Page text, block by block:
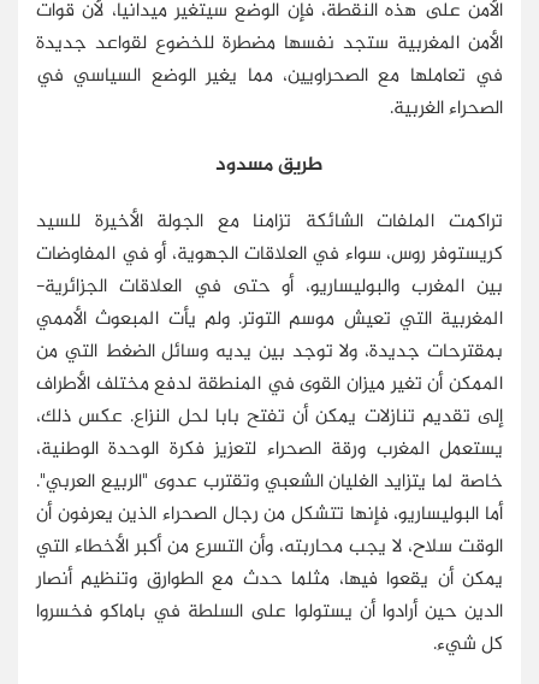
الأمن على هذه النقطة، فإن الوضع سيتغير ميدانيا، لأن قوات
الأمن المغربية ستجد نفسها مضطرة للخضوع لقواعد جديدة
في تعاملها مع الصحراويين، مما يغير الوضع السياسي في
الصحراء الغربية.
طريق مسدود
تراكمت الملفات الشائكة تزامنا مع الجولة الأخيرة للسيد
كريستوفر روس، سواء في العلاقات الجهوية، أو في المفاوضات
بين المغرب والبوليساريو، أو حتى في العلاقات الجزائرية-
المغربية التي تعيش موسم التوتر. ولم يأت المبعوث الأممي
بمقترحات جديدة، ولا توجد بين يديه وسائل الضغط التي من
الممكن أن تغير ميزان القوى في المنطقة لدفع مختلف الأطراف
إلى تقديم تنازلات يمكن أن تفتح بابا لحل النزاع. عكس ذلك،
يستعمل المغرب ورقة الصحراء لتعزيز فكرة الوحدة الوطنية،
خاصة لما يتزايد الغليان الشعبي وتقترب عدوى "الربيع العربي".
أما البوليساريو، فإنها تتشكل من رجال الصحراء الذين يعرفون أن
الوقت سلاح، لا يجب محاربته، وأن التسرع من أكبر الأخطاء التي
يمكن أن يقعوا فيها، مثلما حدث مع الطوارق وتنظيم أنصار
الدين حين أرادوا أن يستولوا على السلطة في باماكو فخسروا
كل شيء.